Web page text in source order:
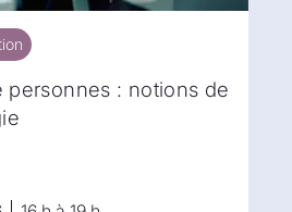
personnes : notions de